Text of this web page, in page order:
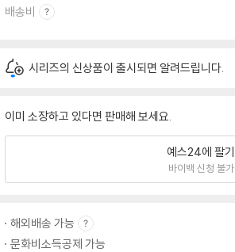
배송비
시리즈의 신상품이 출시되면 알려드립니다.
이미 소장하고 있다면 판매해 보세요.
예스24에 팔기
바이백 신청 불가
해외배송 가능
문화비소득공제 가능